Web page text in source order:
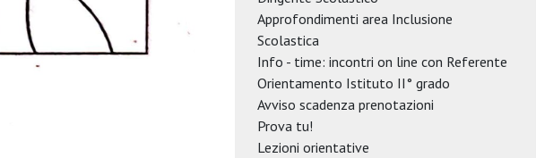
Approfondimenti area Inclusione
Scolastica
Info - time: incontri on line con Referente
Orientamento Istituto II° grado
Avviso scadenza prenotazioni
Prova tu!
Lezioni orientative